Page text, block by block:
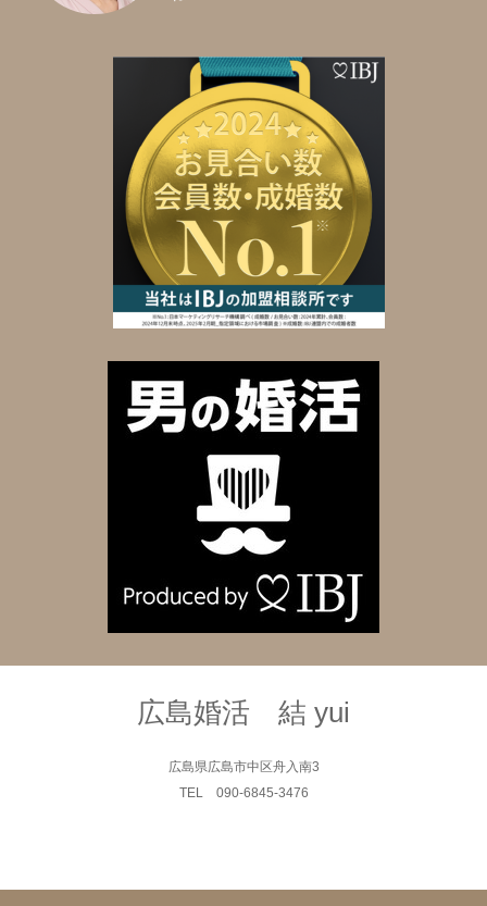
広島婚活 結 yui
広島県広島市中区舟入南3
TEL 090-6845-3476